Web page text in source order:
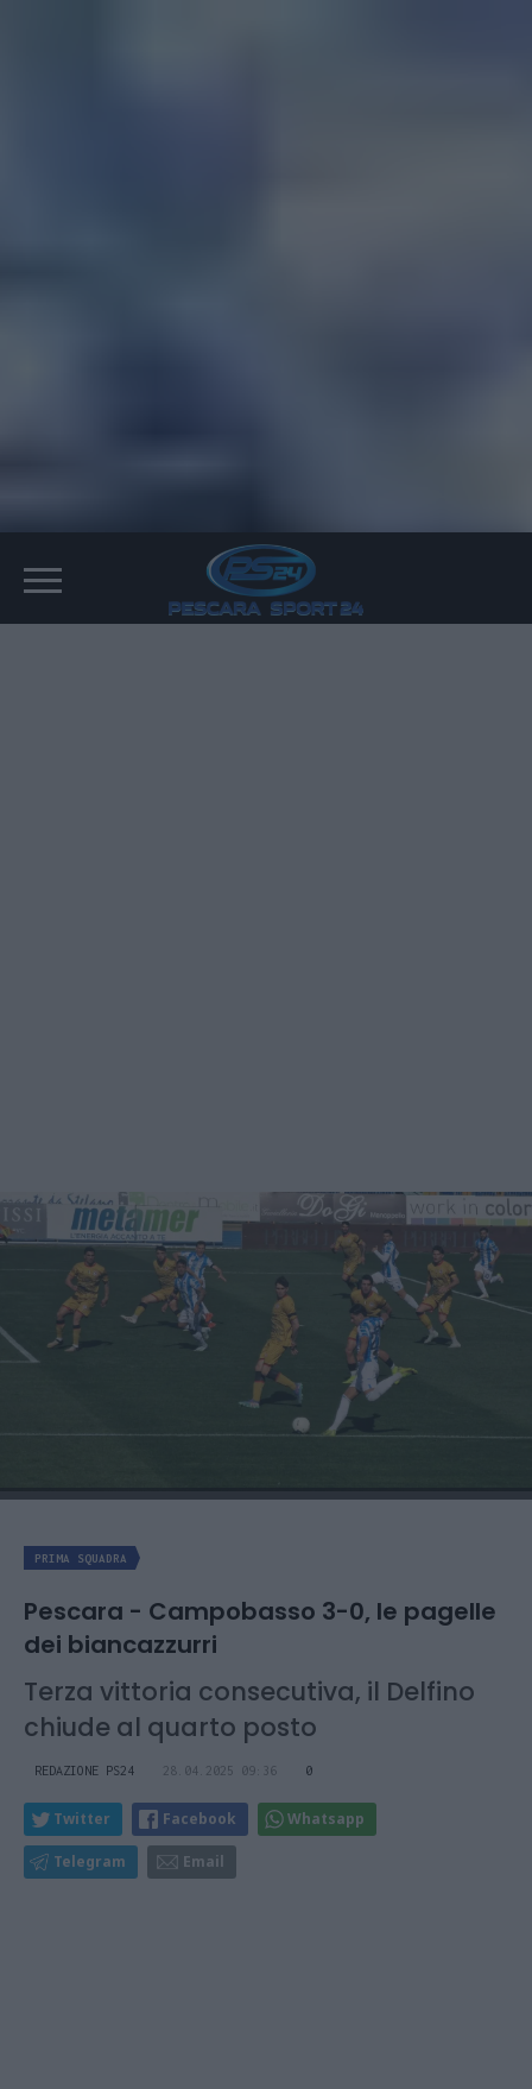
PRIMA SQUADRA
Pescara - Campobasso 3-0, le pagelle
dei biancazzurri
Terza vittoria consecutiva, il Delfino
chiude al quarto posto
REDAZIONE PS24 28.04.2025 09:36 0
Twitter Facebook Whatsapp
Telegram Email